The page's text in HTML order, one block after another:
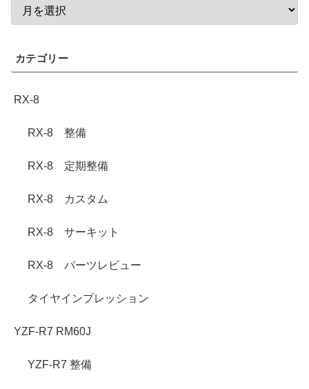
カテゴリー
RX-8
RX-8 整備
RX-8 定期整備
RX-8 カスタム
RX-8 サーキット
RX-8 パーツレビュー
タイヤインプレッション
YZF-R7 RM60J
YZF-R7 整備